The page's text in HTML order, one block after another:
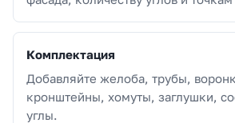
Комплектация
Добавляйте желоба, трубы,
кронштейны, хомуты, заглушки,
углы.